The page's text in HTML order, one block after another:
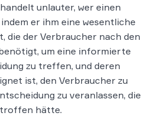
handelt unlauter, wer einen
er ihm eine wesentliche
der Verbraucher nach den
um eine informierte
zu treffen, und deren
ist, den Verbraucher zu
zu veranlassen, die
hätte.